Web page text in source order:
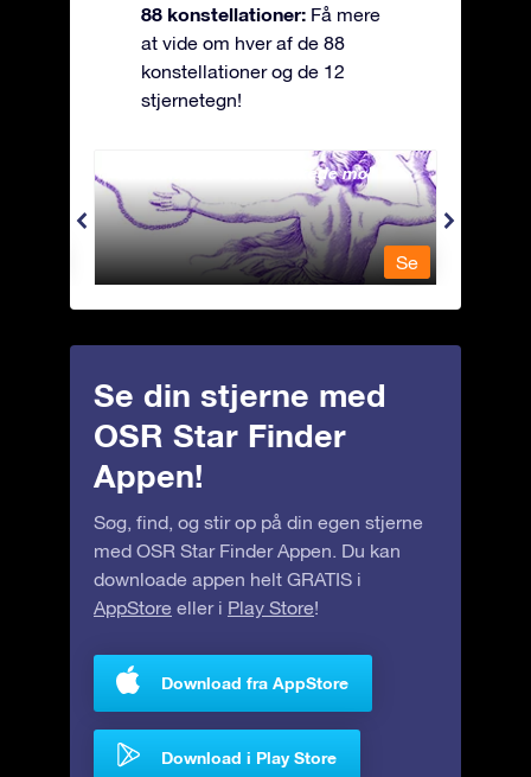
88 konstellationer: Få mere
at vide om hver af de 88
konstellationer og de 12
stjernetegn!
Andromeda - Den lænkede mø
Se
Se din stjerne med
OSR Star Finder
Appen!
Søg, find, og stir op på din egen stjerne
med OSR Star Finder Appen. Du kan
downloade appen helt GRATIS i
AppStore eller i Play Store!
Download fra AppStore
Download i Play Store